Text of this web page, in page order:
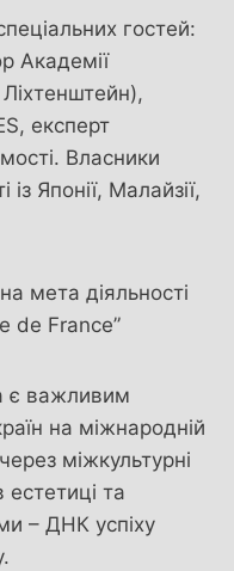
гостей:
Академії
експерт
Власники
із Японії, Малайзії,
мета діяльності
de France”
є важливим
на міжнародній
міжкультурні
естетиці та
– ДНК успіху